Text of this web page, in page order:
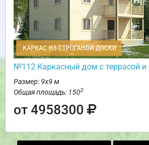
КАРКАС ИЗ СТРОГАНОЙ ДОСКИ
№112 Каркасный дом с террасой и
Размер: 9х9 м
Общая площадь: 1502
от 4958300